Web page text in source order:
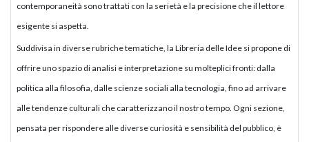
contemporaneità sono trattati con la serietà e la precisione che il lettore
esigente si aspetta.
Suddivisa in diverse rubriche tematiche, la Libreria delle Idee si propone di
offrire uno spazio di analisi e interpretazione su molteplici fronti: dalla
politica alla filosofia, dalle scienze sociali alla tecnologia, fino ad arrivare
alle tendenze culturali che caratterizzano il nostro tempo. Ogni sezione,
pensata per rispondere alle diverse curiosità e sensibilità del pubblico, è